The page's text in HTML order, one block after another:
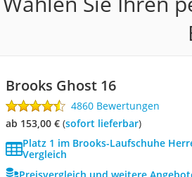
Brooks Ghost 16
4860 Bewertungen
ab 153,00 €( Sofort lieferbar)
Platz 1 im Brooks-Laufschuhe
Vergleich